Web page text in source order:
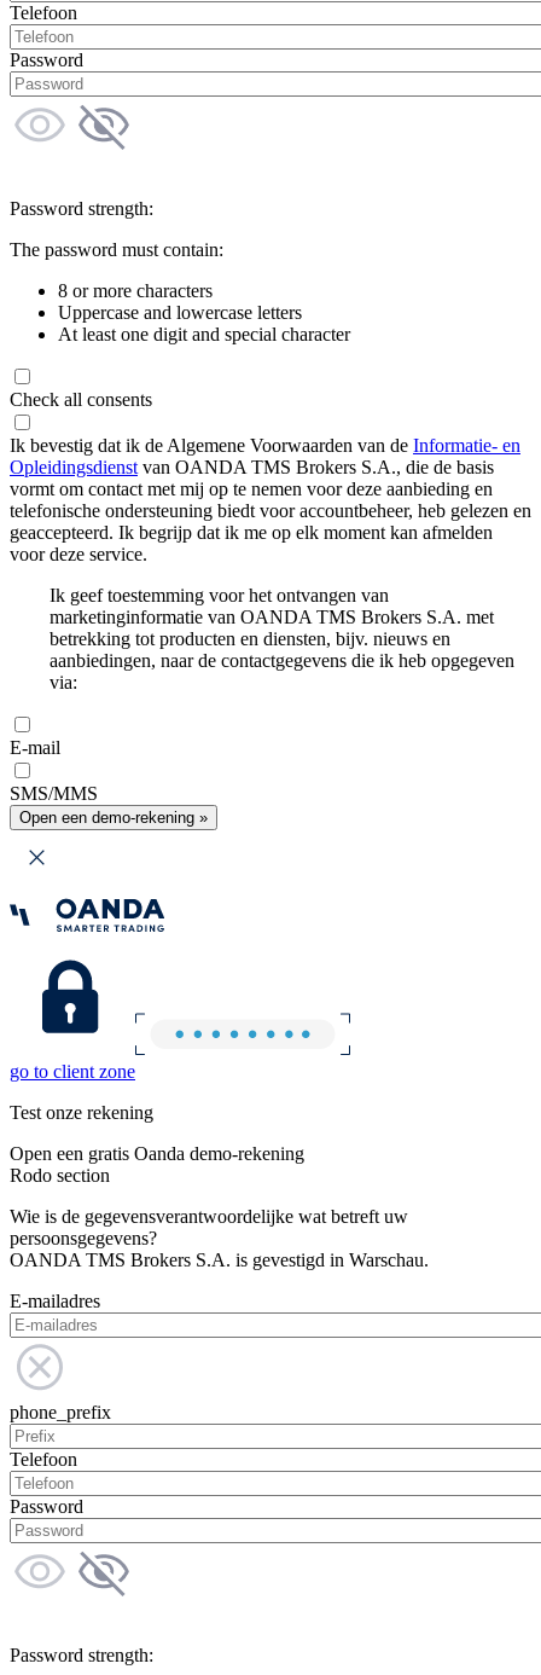
Telefoon
Password
Password strength:
The password must contain:
8 or more characters
Uppercase and lowercase letters
At least one digit and special character
Check all consents
Ik bevestig dat ik de Algemene Voorwaarden van de Informatie- en
Opleidingsdienst van OANDA TMS Brokers S.A., die de basis
vormt om contact met mij op te nemen voor deze aanbieding en
telefonische ondersteuning biedt voor accountbeheer, heb gelezen en
geaccepteerd. Ik begrijp dat ik me op elk moment kan afmelden
voor deze service.
Ik geef toestemming voor het ontvangen van
marketinginformatie van OANDA TMS Brokers S.A. met
betrekking tot producten en diensten, bijv. nieuws en
aanbiedingen, naar de contactgegevens die ik heb opgegeven
via:
E-mail
SMS/MMS
Open een demo-rekening »
go to client zone
Test onze rekening
Open een gratis Oanda demo-rekening
Rodo section
Wie is de gegevensverantwoordelijke wat betreft uw
persoonsgegevens?
OANDA TMS Brokers S.A. is gevestigd in Warschau.
E-mailadres
phone_prefix
Telefoon
Password
Password strength: